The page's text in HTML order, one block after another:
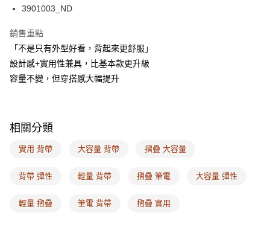
全支付
全盈+PAY
【關於「AFTEE先享後付」】
２．便利：只要手機號碼，簡訊認證，即可結帳。
１．於結帳方式選擇「AFTEE先享後付」後，將跳轉至「AFTEE先享後付」
３．收到繳費通知簡訊後14天內，點擊此簡訊中的連結，可透過四大超商／
運送方式
全家取付
付款後全家取貨
每筆NT$100，滿NT$1,500(含以上)免運費
3901003_ND
銷售重點
「不是只有外型好看，背起來更舒服」
設計感+實用性兼具，比基本款更升級
容量不變，但穿搭感大幅提升
相關分類
實用 背帶 大容量 背帶 摺疊 大容量
背帶 彈性 輕量 背帶 摺疊 筆電 大容量 彈性
輕量 摺疊 筆電 背帶 摺疊 實用